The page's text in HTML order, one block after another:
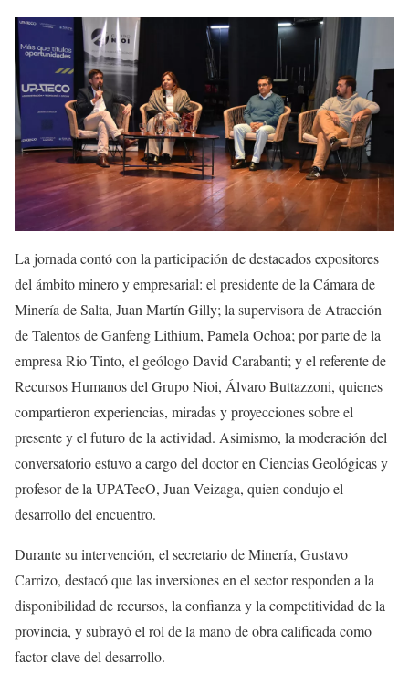
La jornada contó con la participación de destacados expositores
del ámbito minero y empresarial: el presidente de la Cámara de
Minería de Salta, Juan Martín Gilly; la supervisora de Atracción
de Talentos de Ganfeng Lithium, Pamela Ochoa; por parte de la
empresa Rio Tinto, el geólogo David Carabanti; y el referente de
Recursos Humanos del Grupo Nioi, Álvaro Buttazzoni, quienes
compartieron experiencias, miradas y proyecciones sobre el
presente y el futuro de la actividad. Asimismo, la moderación del
conversatorio estuvo a cargo del doctor en Ciencias Geológicas y
profesor de la UPATecO, Juan Veizaga, quien condujo el
desarrollo del encuentro.
Durante su intervención, el secretario de Minería, Gustavo
Carrizo, destacó que las inversiones en el sector responden a la
disponibilidad de recursos, la confianza y la competitividad de la
provincia, y subrayó el rol de la mano de obra calificada como
factor clave del desarrollo.